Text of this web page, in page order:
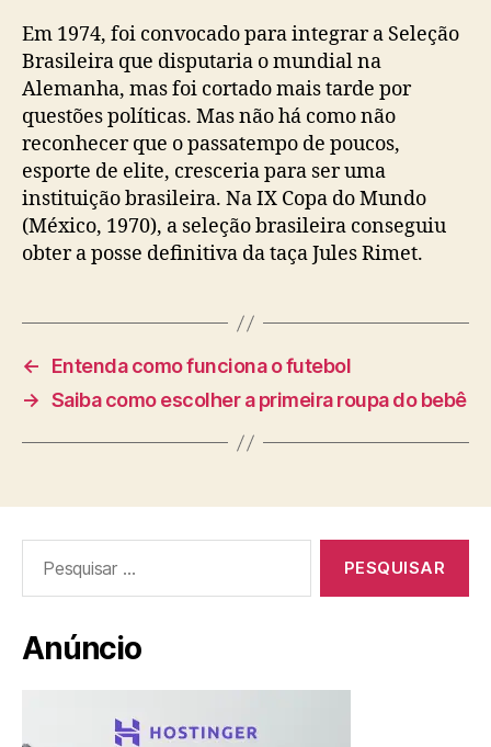
Em 1974, foi convocado para integrar a Seleção
Brasileira que disputaria o mundial na
Alemanha, mas foi cortado mais tarde por
questões políticas. Mas não há como não
reconhecer que o passatempo de poucos,
esporte de elite, cresceria para ser uma
instituição brasileira. Na IX Copa do Mundo
(México, 1970), a seleção brasileira conseguiu
obter a posse definitiva da taça Jules Rimet.
←
Entenda como funciona o futebol
→ Saiba como escolher a primeira roupa do bebê
por:
Anúncio